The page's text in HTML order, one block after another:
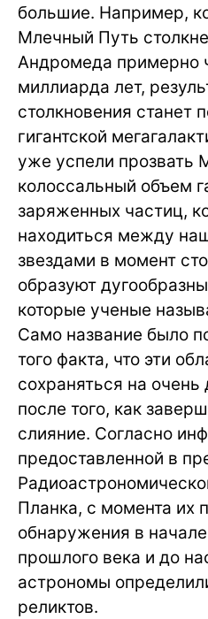
большие. Например,
Млечный Путь
Андромеда примерно
миллиарда лет,
столкновения станет
гигантской
уже успели прозвать
колоссальный объем
заряженных частиц,
находиться между
звездами в момент
образуют
которые ученые
Само название было
того факта, что эти
сохраняться на очень
после того, как
слияние. Согласно
предоставленной в
Планка, с момента их
обнаружения в
прошлого века и до
астрономы
реликтов.